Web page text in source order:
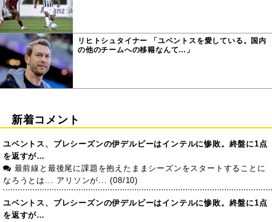
リヒトシュタイナー 「ユベントスを愛している。国内
の他のチームへの移籍なんて…」
新着コメント
ユベントス、プレシーズンの伊デルビーはインテルに惨敗。終盤に1点
を返すが…
最前線と最後尾に課題を抱えたままシーズンをスタートすることに
なろうとは... アリソンが... (08/10)
ユベントス、プレシーズンの伊デルビーはインテルに惨敗。終盤に1点
を返すが…